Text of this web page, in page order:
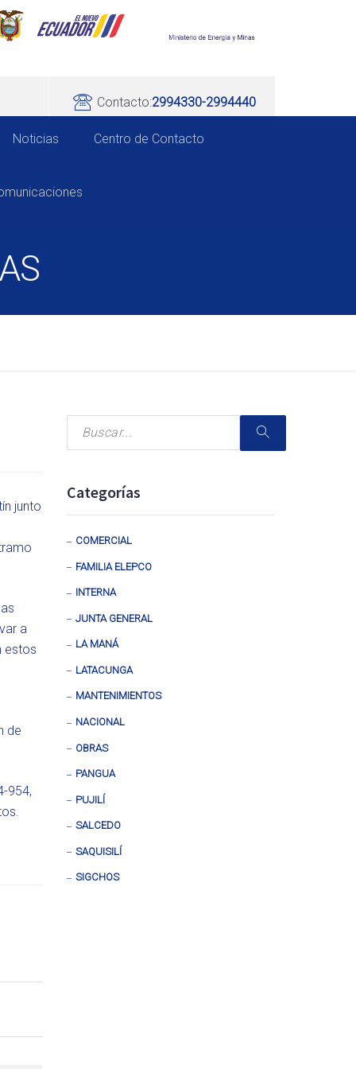
Contacto:2994330-2994440
Noticias Centro de Contacto
junto
a
estos
de
954,
Categorías
COMERCIAL
FAMILIA ELEPCO
INTERNA
JUNTA GENERAL
LA MANÁ
LATACUNGA
MANTENIMIENTOS
NACIONAL
OBRAS
PANGUA
PUJILÍ
SALCEDO
SAQUISILÍ
SIGCHOS